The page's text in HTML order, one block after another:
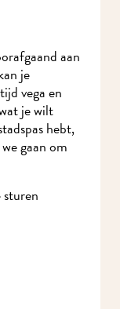
kan je
vega en
je wilt
hebt,
gaan om